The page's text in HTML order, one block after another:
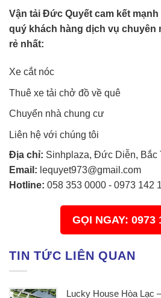
Vận tải Đức Quyết cam kết
quý khách hàng dịch vụ chuyên
rẻ nhất:
Xe cắt nóc
Thuê xe tải chở đồ về quê
Chuyển nhà chung cư
Liên hệ với chúng tôi
Địa chỉ: Sinhplaza, Đức Diễn, Bắc
Email: lequyet973@gmail.com
Hotline: 058 353 0000 - 0973 142
GỌI NGAY: 0973
TIN TỨC LIÊN QUAN
Lucky House Hòa Lạc